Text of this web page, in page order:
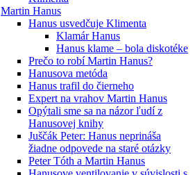
Martin Hanus
Hanus usvedčuje Klimenta
Klamár Hanus
Hanus klame – bola diskotéke
Prečo to robí Martin Hanus?
Hanusova metóda
Hanus trafil do čierneho
Expert na vrahov Martin Hanus
Opýtali sme sa na názor ľudí z
Hanusovej knihy
Juščák Peter: Hanus neprináša
žiadne odpovede na staré otázky
Peter Tóth a Martin Hanus